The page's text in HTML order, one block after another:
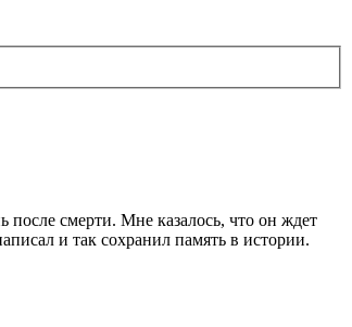
после смерти. Мне казалось, что он ждет
и так сохранил память в истории.